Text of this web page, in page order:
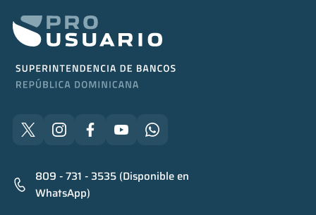
809 - 731 - 3535 (Disponible en
WhatsApp)